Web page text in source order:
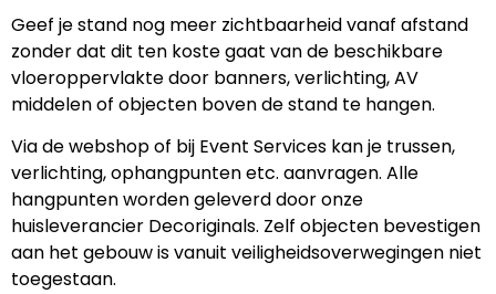
Geef je stand nog meer zichtbaarheid vanaf afstand
zonder dat dit ten koste gaat van de beschikbare
vloeroppervlakte door banners, verlichting, AV
middelen of objecten boven de stand te hangen.
Via de webshop of bij Event Services kan je trussen,
verlichting, ophangpunten etc. aanvragen. Alle
hangpunten worden geleverd door onze
huisleverancier Decoriginals. Zelf objecten bevestigen
aan het gebouw is vanuit veiligheidsoverwegingen niet
toegestaan.